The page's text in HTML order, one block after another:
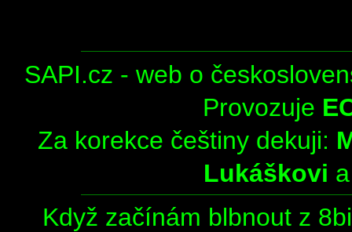
SAPI.cz - web o
Provozuje
Za korekce češtiny dekuji:
Lukáškovi
Když začínám blbnout z